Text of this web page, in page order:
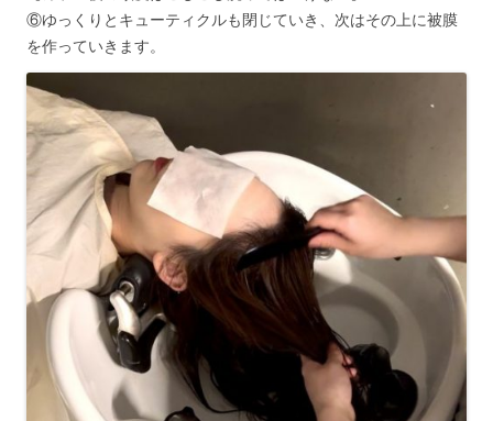
⑥ゆっくりとキューティクルも閉じていき、次はその上に被膜
を作っていきます。